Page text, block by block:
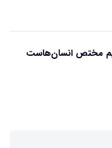
مختص انسان‌هاست